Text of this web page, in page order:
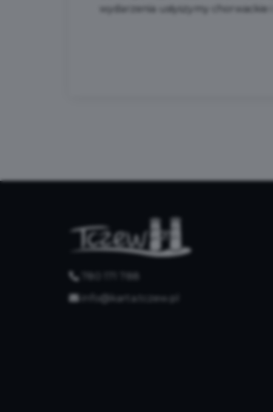
wydarzenia usłyszymy chorwackie
780 171 788
info@karta.tczew.pl